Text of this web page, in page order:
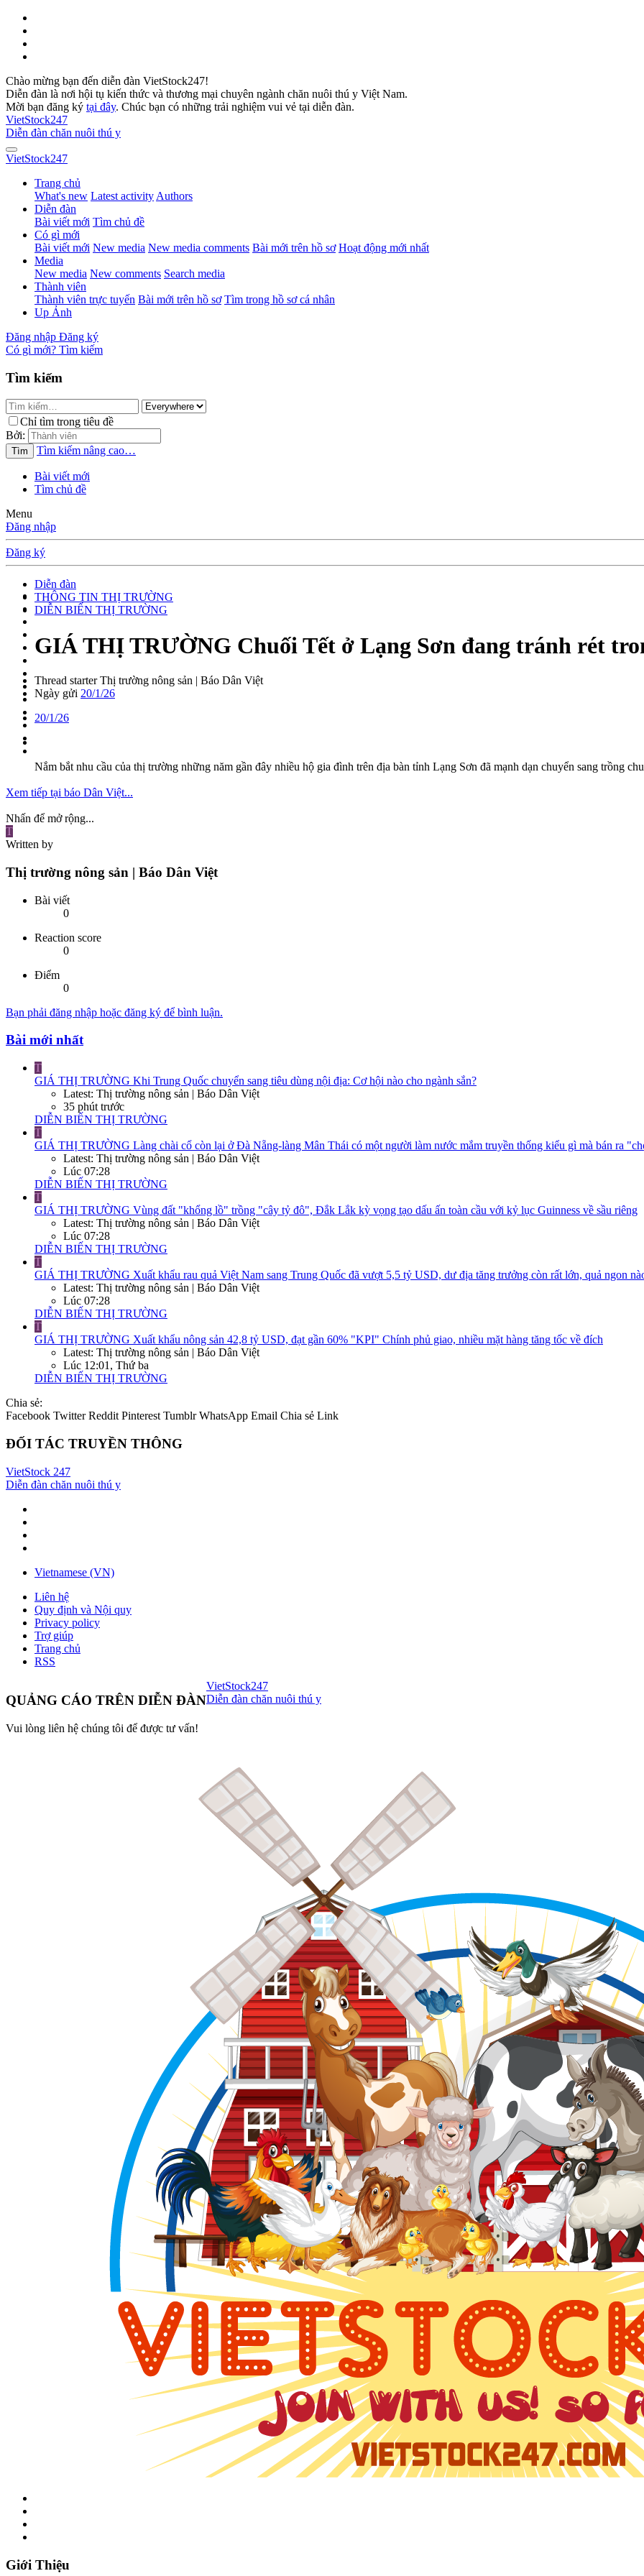
Chào mừng bạn đến diễn đàn VietStock247!
Diễn đàn là nơi hội tụ kiến thức và thương mại chuyên ngành chăn nuôi thú y Việt Nam.
Mời bạn đăng ký tại đây. Chúc bạn có những trải nghiệm vui vẻ tại diễn đàn.
VietStock247
Diễn đàn chăn nuôi thú y
VietStock247
Trang chủ
What's new Latest activity Authors
Diễn đàn
Bài viết mới Tìm chủ đề
Có gì mới
Bài viết mới New media New media comments Bài mới trên hồ sơ Hoạt động mới nhất
Media
New media New comments Search media
Thành viên
Thành viên trực tuyến Bài mới trên hồ sơ Tìm trong hồ sơ cá nhân
Up Ảnh
Đăng nhập Đăng ký
Có gì mới? Tìm kiếm
Tìm kiếm
Chỉ tìm trong tiêu đề
Bởi:
Tìm Tìm kiếm nâng cao…
Bài viết mới
Tìm chủ đề
Menu
Đăng nhập
Đăng ký
Diễn đàn
THÔNG TIN THỊ TRƯỜNG
DIỄN BIẾN THỊ TRƯỜNG
GIÁ THỊ TRƯỜNG Chuối Tết ở Lạng Sơn đang tránh rét
Thread starter Thị trường nông sản | Báo Dân Việt
Ngày gửi 20/1/26
20/1/26
Nắm bắt nhu cầu của thị trường những năm gần đây nhiều hộ gia đình trên địa bàn tỉnh Lạng Sơn đã mạnh dạn chuyển sang trồng
Xem tiếp tại báo Dân Việt...
Nhấn để mở rộng...
T
Written by
Thị trường nông sản | Báo Dân Việt
Bài viết
0
Reaction score
0
Điểm
0
Bạn phải đăng nhập hoặc đăng ký để bình luận.
Bài mới nhất
T
GIÁ THỊ TRƯỜNG Khi Trung Quốc chuyển sang tiêu dùng nội địa: Cơ hội nào cho ngành sắn?
Latest: Thị trường nông sản | Báo Dân Việt
35 phút trước
DIỄN BIẾN THỊ TRƯỜNG
T
GIÁ THỊ TRƯỜNG Làng chài cổ còn lại ở Đà Nẵng-làng Mân Thái có một người làm nước mắm truyền thống kiểu gì mà bán ra
Latest: Thị trường nông sản | Báo Dân Việt
Lúc 07:28
DIỄN BIẾN THỊ TRƯỜNG
T
GIÁ THỊ TRƯỜNG Vùng đất "khổng lồ" trồng "cây tỷ đô", Đắk Lắk kỳ vọng tạo dấu ấn toàn cầu với kỷ lục Guinness về sầu riêng
Latest: Thị trường nông sản | Báo Dân Việt
Lúc 07:28
DIỄN BIẾN THỊ TRƯỜNG
T
GIÁ THỊ TRƯỜNG Xuất khẩu rau quả Việt Nam sang Trung Quốc đã vượt 5,5 tỷ USD, dư địa tăng trưởng còn rất lớn, quả ngon
Latest: Thị trường nông sản | Báo Dân Việt
Lúc 07:28
DIỄN BIẾN THỊ TRƯỜNG
T
GIÁ THỊ TRƯỜNG Xuất khẩu nông sản 42,8 tỷ USD, đạt gần 60% "KPI" Chính phủ giao, nhiều mặt hàng tăng tốc về đích
Latest: Thị trường nông sản | Báo Dân Việt
Lúc 12:01, Thứ ba
DIỄN BIẾN THỊ TRƯỜNG
Chia sẻ:
Facebook Twitter Reddit Pinterest Tumblr WhatsApp Email Chia sẻ Link
ĐỐI TÁC TRUYỀN THÔNG
VietStock 247
Diễn đàn chăn nuôi thú y
Vietnamese (VN)
Liên hệ
Quy định và Nội quy
Privacy policy
Trợ giúp
Trang chủ
RSS
QUẢNG CÁO TRÊN DIỄN ĐÀN
Vui lòng liên hệ chúng tôi để được tư vấn!
VietStock247
Diễn đàn chăn nuôi thú y
Giới Thiệu